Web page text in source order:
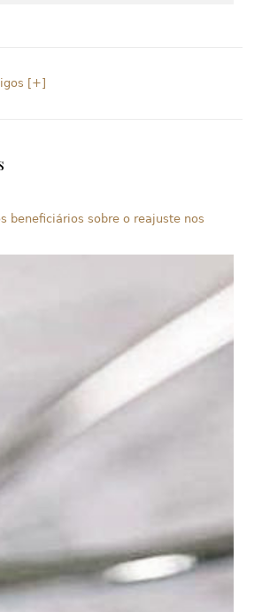
[+]
beneficiários sobre o reajuste nos